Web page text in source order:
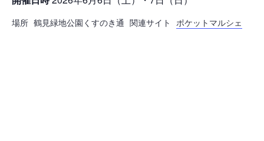
場所 鶴見緑地公園くすのき通 関連サイト ポケットマルシェ